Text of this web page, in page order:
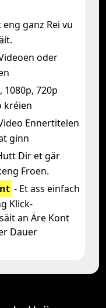
eng ganz Rei vu
oder
1080p, 720p
kréien
Ënnertitelen
ginn
Dir et gär
Froen.
- Et ass einfach
Klick-
an Äre Kont
Dauer